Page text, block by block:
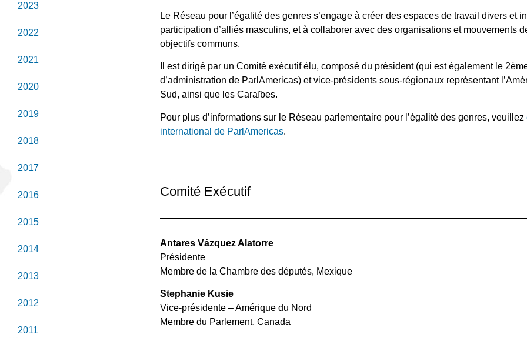
2023
2022
2021
2020
2019
2018
2017
2016
2015
2014
2013
2012
2011
Le Réseau pour l’égalité des genres s’engage à créer des espaces de travail divers et
participation d’alliés masculins, et à collaborer avec des organisations et mouvements
objectifs communs.
Il est dirigé par un Comité exécutif élu, composé du président (qui est également le
d’administration de ParlAmericas) et vice-présidents sous-régionaux représentant
Sud, ainsi que les Caraïbes.
Pour plus d’informations sur le Réseau parlementaire pour l’égalité des genres, veuillez
international de ParlAmericas.
Comité Exécutif
Antares Vázquez Alatorre
Présidente
Membre de la Chambre des députés, Mexique
Stephanie Kusie
Vice-présidente – Amérique du Nord
Membre du Parlement, Canada